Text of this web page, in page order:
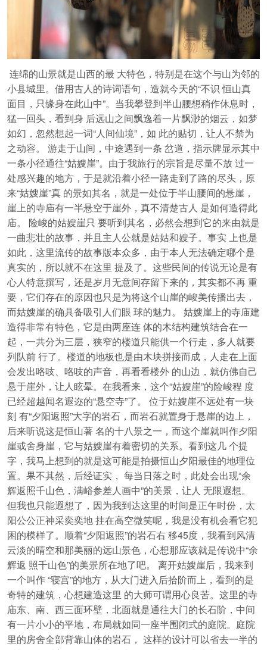
连绵的山景就是山西的最 大特色，特别是在这个与山为邻的
小县城里。借用古人的诗词语句，造就今天的“不识 恒山真
面目，只缘身在此山中”。当我攀登到半山腰想稍作休息时，
猛一回头，看到身 后远山之间飘逸着一片飘渺的烟云，如梦
如幻，忽然想起一词“人间仙境”，如 此的贴切，让人不禁为
之动容。 游走于山间，中途遇到一条 岔道，指示牌显示其中
一条小径通往“姑嫂崖”。由于我旅行的宗旨是尽量不放 过一
处感兴趣的地方，于是就沿着小径一路走到了路的尽头，原
来“姑嫂崖”真 的景如其名，就是一处位于半山腰间的悬崖，
崖上的寺庙有一半悬空于崖外，真不清楚古人 是如何造得此
庙。 险峻的姑嫂崖只 要听到其名，必然会想到它的来由就是
一曲悲壮的故事，并且主人公就是姑姑和嫂子。事实 上也是
如此，这里流传的故事版本众多，由于本人无法确定哪个是
真实的，所以就不在这里 提及了。这些民间的传说无论是有
心人特意撰写，还是岁月无意间存留下来的，其实都不再 重
要，它们存在的原因也只是为将这个山崖的峻美传播出去，
而姑嫂崖的确具备吸引人们眼 球的魅力。 姑嫂崖上的寺庙建
造得非常有特色，它是由两座连 体的木结构建筑结合在一
起，一共分为三层，狭窄的楼道只能供一个行走，多人就要
列队前 行了。楼道的地板也是由木块拼接而成，人走在上面
会发出咯吱、咯吱的声音，再看看楼外 的山边，就仿佛自己
悬于崖外，让人眩晕。在我看来，这个“姑嫂崖”的险峻程 度
已经超越闻名遐迩的“悬空寺”了。 位于姑嫂崖不远处有一块
刻 有“夕阳返照”大字的岩石，而岩石就置身于悬崖的边上，
后来听说这是恒山著 名的十八景之一，而这个崖就叫作夕阳
崖或舍身崖，它与姑嫂崖有着密切的关系。看到这几 个提
字，我马上想到的就是这可能是拍摄恒山夕阳最佳的地理位
置。果不其然，后经证实， 每当日落之时，此处会出现“余
辉返照千山色，满峪参差人画中”的美景，让人 无限遐想。
但我也只能遐想了，因为我到达这里的时间是正午时份，太
阳公公正神采奕奕地 挂在高空微笑呢，我是没有机会看它犯
困的模样了。顺着“夕阳返照”的岩石右 移45度，我看到风清
云淡的晴空和那美丽的远山景色，心想那应该就是传说中“余
辉返 照千山色”的美景所在地了吧。 离开姑嫂崖后，我来到
一个叫作 “寝宫”的地方，从大门进入后拾阶而上，看到的是
奇特的建筑，心想建造这里 的大师可谓用心良苦。这里的寺
庙东、南、西三面环壁，北面就是通往大门的长石阶，中间
有一片小小的平地，布局就如同一座半围闭式的庭院。庭院
里的房舍全部背靠山体的岩石， 这样的设计可以省去一半的